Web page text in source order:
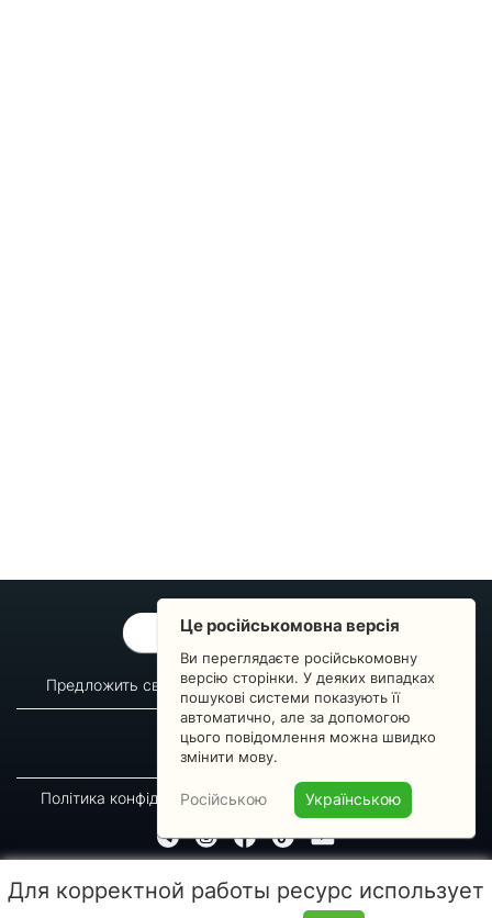
ОБРАТНАЯ СВЯЗЬ
Предложить свой вопрос Статистика изменений
О сервисе
Преподавателям
Новости
Пульс страны
Політика конфіденційності Угода підписника
Копирование, перепечатка либо использование материалов данной страницы для
Це російськомовна версія
Ви переглядаєте російськомовну
версію сторінки. У деяких випадках
пошукові системи показують її
автоматично, але за допомогою
цього повідомлення можна швидко
змінити мову.
Російською Українською
Для корректной работы ресурс использует